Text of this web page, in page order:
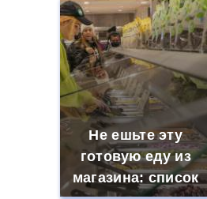
Не ешьте эту
готовую еду из
магазина: список